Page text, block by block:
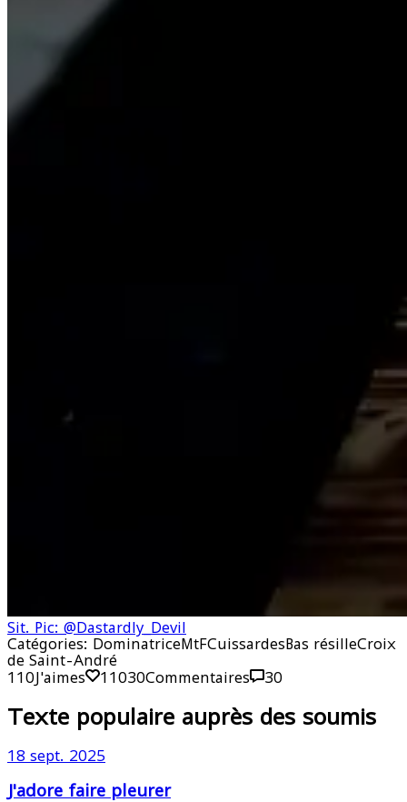
Sit. Pic: @Dastardly_Devil
Catégories: DominatriceMtFCuissardesBas résilleCroix
de Saint-André
110J'aimes 11030Commentaires 30
Texte populaire auprès des soumis
18 sept. 2025
J'adore faire pleurer